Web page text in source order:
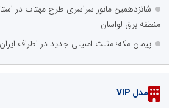
شانزدهمین مانور سراسری طرح مهتاب در
منطقه برق لواسان
پیمان مکه؛ مثلث امنیتی جدید در اطراف ایران
مدل VIP